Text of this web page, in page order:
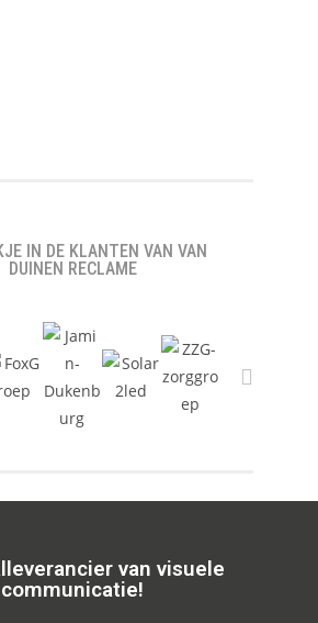
IN DE KLANTEN VAN VAN
DUINEN RECLAME
van visuele
communicatie!